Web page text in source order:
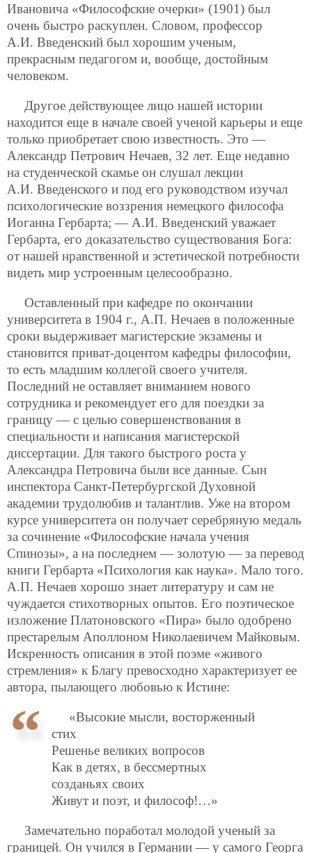
Ивановича «Философские очерки» (1901) был
очень быстро раскуплен. Словом, профессор
А.И. Введенский был хорошим ученым,
прекрасным педагогом и, вообще, достойным
человеком.
Другое действующее лицо нашей истории
находится еще в начале своей ученой карьеры и еще
только приобретает свою известность. Это —
Александр Петрович Нечаев, 32 лет. Еще недавно
на студенческой скамье он слушал лекции
А.И. Введенского и под его руководством изучал
психологические воззрения немецкого философа
Иоганна Гербарта; — А.И. Введенский уважает
Гербарта, его доказательство существования Бога:
от нашей нравственной и эстетической потребности
видеть мир устроенным целесообразно.
Оставленный при кафедре по окончании
университета в 1904 г., А.П. Нечаев в положенные
сроки выдерживает магистерские экзамены и
становится приват-доцентом кафедры философии,
то есть младшим коллегой своего учителя.
Последний не оставляет вниманием нового
сотрудника и рекомендует его для поездки за
границу — с целью совершенствования в
специальности и написания магистерской
диссертации. Для такого быстрого роста у
Александра Петровича были все данные. Сын
инспектора Санкт-Петербургской Духовной
академии трудолюбив и талантлив. Уже на втором
курсе университета он получает серебряную медаль
за сочинение «Философские начала учения
Спинозы», а на последнем — золотую — за перевод
книги Гербарта «Психология как наука». Мало того.
А.П. Нечаев хорошо знает литературу и сам не
чуждается стихотворных опытов. Его поэтическое
изложение Платоновского «Пира» было одобрено
престарелым Аполлоном Николаевичем Майковым.
Искренность описания в этой поэме «живого
стремления» к Благу превосходно характеризует ее
автора, пылающего любовью к Истине:
«Высокие мысли, восторженный
стих
Решенье великих вопросов
Как в детях, в бессмертных
созданьях своих
Живут и поэт, и философ!…»
Замечательно поработал молодой ученый за
границей. Он учился в Германии — у самого Георга